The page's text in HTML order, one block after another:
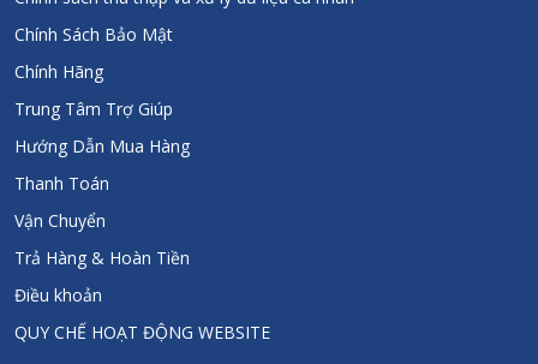
Chính Sách Bảo Mật
Chính Hãng
Trung Tâm Trợ Giúp
Hướng Dẫn Mua Hàng
Thanh Toán
Vận Chuyển
Trả Hàng & Hoàn Tiền
Điều khoản
QUY CHẾ HOẠT ĐỘNG WEBSITE